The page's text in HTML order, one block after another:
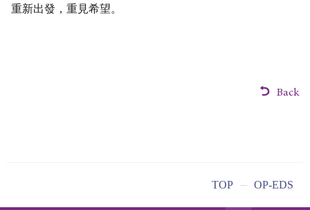
重新出發，重見希望。
Back
TOP OP-EDS